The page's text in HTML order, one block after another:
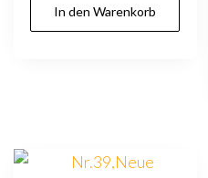
In den Warenkorb